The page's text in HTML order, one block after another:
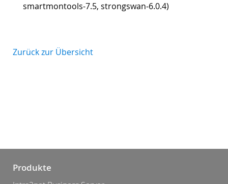
smartmontools-7.5, strongswan-6.0.4)
Zurück zur Übersicht
Produkte